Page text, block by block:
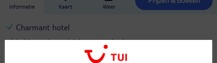
Informatie Kaart Weer
Charmant hotel
Lekker relaxen bij het zwembad
Uitzicht op de bergen